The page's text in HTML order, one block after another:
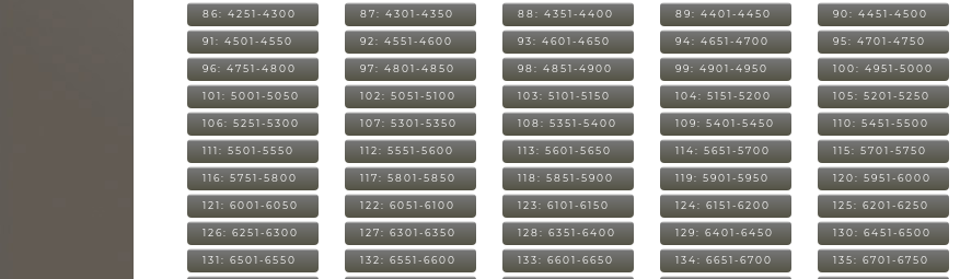
86: 4251-4300 87: 4301-4350 88: 4351-4400 89: 4401-4450 90: 4451-4500
91: 4501-4550 92: 4551-4600 93: 4601-4650 94: 4651-4700 95: 4701-4750
96: 4751-4800 97: 4801-4850 98: 4851-4900 99: 4901-4950 100: 4951-5000
101: 5001-5050 102: 5051-5100 103: 5101-5150 104: 5151-5200 105: 5201-5250
106: 5251-5300 107: 5301-5350 108: 5351-5400 109: 5401-5450 110: 5451-5500
111: 5501-5550 112: 5551-5600 113: 5601-5650 114: 5651-5700 115: 5701-5750
116: 5751-5800 117: 5801-5850 118: 5851-5900 119: 5901-5950 120: 5951-6000
121: 6001-6050 122: 6051-6100 123: 6101-6150 124: 6151-6200 125: 6201-6250
126: 6251-6300 127: 6301-6350 128: 6351-6400 129: 6401-6450 130: 6451-6500
131: 6501-6550 132: 6551-6600 133: 6601-6650 134: 6651-6700 135: 6701-6750